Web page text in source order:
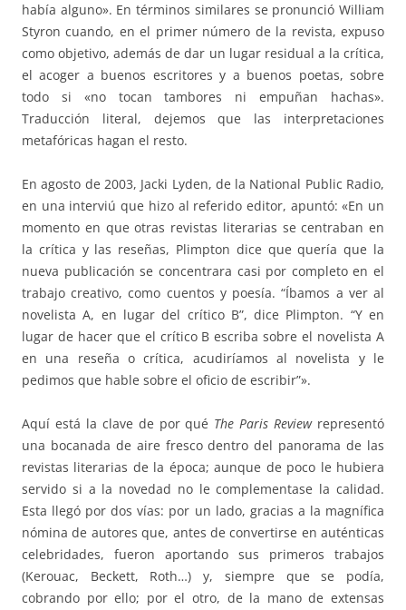
había alguno». En términos similares se pronunció William
Styron cuando, en el primer número de la revista, expuso
como objetivo, además de dar un lugar residual a la crítica,
el acoger a buenos escritores y a buenos poetas, sobre
todo si «no tocan tambores ni empuñan hachas».
Traducción literal, dejemos que las interpretaciones
metafóricas hagan el resto.
En agosto de 2003, Jacki Lyden, de la National Public Radio,
en una interviú que hizo al referido editor, apuntó: «En un
momento en que otras revistas literarias se centraban en
la crítica y las reseñas, Plimpton dice que quería que la
nueva publicación se concentrara casi por completo en el
trabajo creativo, como cuentos y poesía. “Íbamos a ver al
novelista A, en lugar del crítico B”, dice Plimpton. “Y en
lugar de hacer que el crítico B escriba sobre el novelista A
en una reseña o crítica, acudiríamos al novelista y le
pedimos que hable sobre el oficio de escribir”».
Aquí está la clave de por qué The Paris Reviewrepresentó
una bocanada de aire fresco dentro del panorama de las
revistas literarias de la época; aunque de poco le hubiera
servido si a la novedad no le complementase la calidad.
Esta llegó por dos vías: por un lado, gracias a la magnífica
nómina de autores que, antes de convertirse en auténticas
celebridades, fueron aportando sus primeros trabajos
(Kerouac, Beckett, Roth…) y, siempre que se podía,
cobrando por ello; por el otro, de la mano de extensas